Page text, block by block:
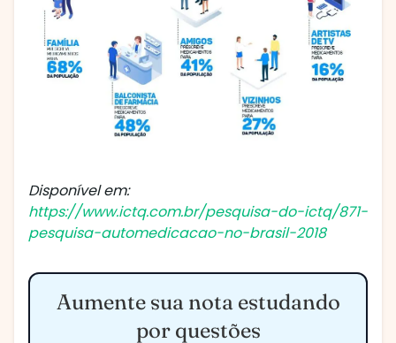
Disponível em:
https://www.ictq.com.br/pesquisa-do-ictq/871-
pesquisa-automedicacao-no-brasil-2018
Aumente sua nota estudando
por questões